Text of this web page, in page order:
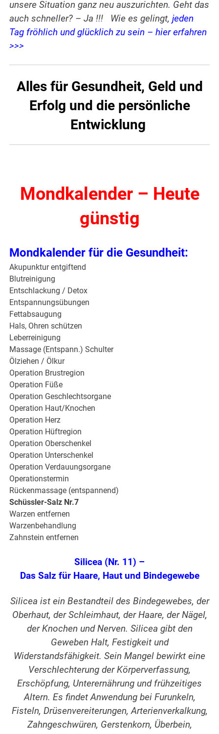
unsere Situation ganz neu auszurichten. Geht das
auch schneller? – Ja !!! Wie es gelingt,jeden
Tag fröhlich und glücklich zu sein – hier erfahren
>>>
Alles für Gesundheit, Geld und
Erfolg und die persönliche
Entwicklung
Mondkalender – Heute
günstig
Mondkalender für die Gesundheit:
Akupunktur entgiftend
Blutreinigung
Entschlackung / Detox
Entspannungsübungen
Fettabsaugung
Hals, Ohren schützen
Leberreinigung
Massage (Entspann.) Schulter
Ölziehen / Ölkur
Operation Brustregion
Operation Füße
Operation Geschlechtsorgane
Operation Haut/Knochen
Operation Herz
Operation Hüftregion
Operation Oberschenkel
Operation Unterschenkel
Operation Verdauungsorgane
Operationstermin
Rückenmassage (entspannend)
Schüssler-Salz Nr.7
Warzen entfernen
Warzenbehandlung
Zahnstein entfernen
Silicea (Nr. 11) –
Das Salz für Haare, Haut und Bindegewebe
Silicea ist ein Bestandteil des Bindegewebes, der
Oberhaut, der Schleimhaut, der Haare, der Nägel,
der Knochen und Nerven. Silicea gibt den
Geweben Halt, Festigkeit und
Widerstandsfähigkeit. Sein Mangel bewirkt eine
Verschlechterung der Körperverfassung,
Erschöpfung, Unterernährung und frühzeitiges
Altern. Es findet Anwendung bei Furunkeln,
Fisteln, Drüsenvereiterungen, Arterienverkalkung,
Zahngeschwüren, Gerstenkorn, Überbein,